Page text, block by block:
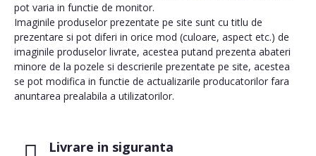
Livrare in siguranta
pot varia in functie de monitor.
Imaginile produselor prezentate pe site sunt cu titlu de
prezentare si pot diferi in orice mod (culoare, aspect etc.) de
imaginile produselor livrate, acestea putand prezenta abateri
minore de la pozele si descrierile prezentate pe site, acestea
se pot modifica in functie de actualizarile producatorilor fara
anuntarea prealabila a utilizatorilor.